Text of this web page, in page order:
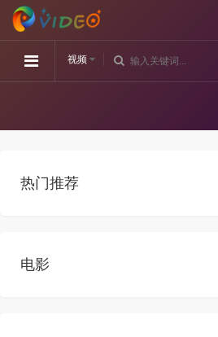
视频
热门推荐
电影